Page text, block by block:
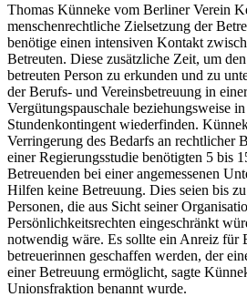
Thomas Künneke vom Berliner Verein
menschenrechtliche Zielsetzung der
benötige einen intensiven Kontakt
Betreuten. Diese zusätzliche Zeit, um
betreuten Person zu erkunden und zu
der Berufs- und Vereinsbetreuung in
Vergütungspauschale beziehungsweise
Stundenkontingent wiederfinden.
Verringerung des Bedarfs an rechtlicher
einer Regierungsstudie benötigten 5 bis
Betreuenden bei einer angemessenen
Hilfen keine Betreuung. Dies seien bis
Personen, die aus Sicht seiner
Persönlichkeitsrechten eingeschränkt
notwendig wäre. Es sollte ein Anreiz für
betreuerinnen geschaffen werden, der
einer Betreuung ermöglicht, sagte
Unionsfraktion benannt wurde.